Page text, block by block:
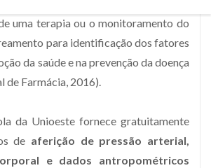
uma terapia ou o monitoramento do
para identificação dos fatores
da saúde e na prevenção da doença
de Farmácia, 2016).
da Unioeste fornece gratuitamente
de aferição de pressão arterial,
e dados antropométricos